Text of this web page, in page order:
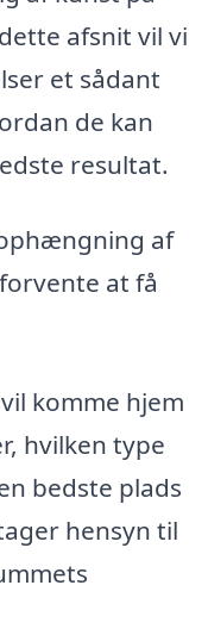
afsnit vil vi
et sådant
de kan
resultat.
af
at få
komme hjem
hvilken type
bedste plads
hensyn til